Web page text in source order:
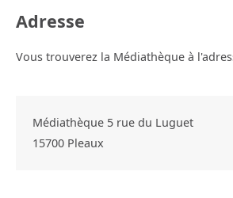
Adresse
Vous trouverez la Médiathèque à
Médiathèque 5 rue du Luguet
15700 Pleaux